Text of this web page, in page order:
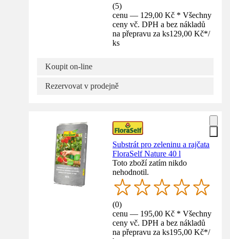
(5)
cenu — 129,00 Kč * Všechny
ceny vč. DPH a bez nákladů
na přepravu za ks129,00 Kč*/
ks
Koupit on-line
Rezervovat v prodejně
Substrát pro zeleninu a rajčata
FloraSelf Nature 40 l
Toto zboží zatím nikdo
nehodnotil.
(0)
cenu — 195,00 Kč * Všechny
ceny vč. DPH a bez nákladů
na přepravu za ks195,00 Kč*/